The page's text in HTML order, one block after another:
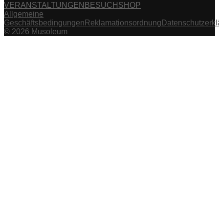
VERANSTALTUNGEN BESUCH SHOP
Allgemeine
Geschäftsbedingungen Reklamationsordnung
© 2026 Musoleum